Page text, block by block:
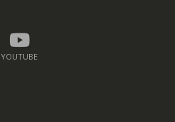
YOUTUBE